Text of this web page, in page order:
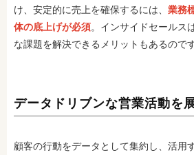
け、安定的に売上を確保するには、 業務
体の底上げが必須。インサイドセールス
な課題を解決できるメリットもあるのです
データドリブンな営業活動を
顧客の行動をデータとして集約し、活用